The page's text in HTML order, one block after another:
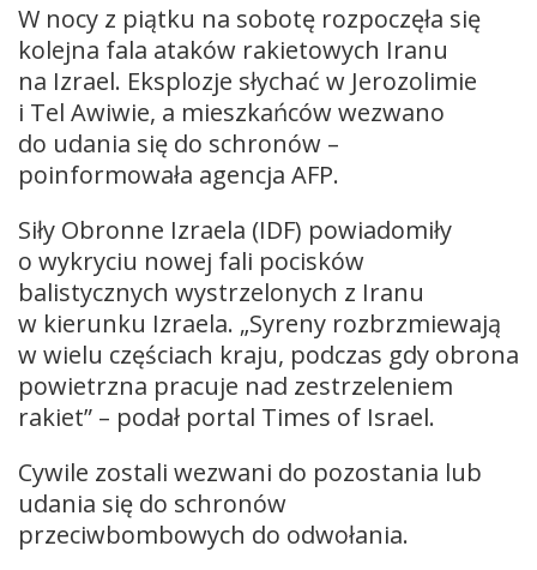
W nocy z piątku na sobotę rozpoczęła się
kolejna fala ataków rakietowych Iranu
na Izrael. Eksplozje słychać w Jerozolimie
i Tel Awiwie, a mieszkańców wezwano
do udania się do schronów –
poinformowała agencja AFP.
Siły Obronne Izraela (IDF) powiadomiły
o wykryciu nowej fali pocisków
balistycznych wystrzelonych z Iranu
w kierunku Izraela. „Syreny rozbrzmiewają
w wielu częściach kraju, podczas gdy obrona
powietrzna pracuje nad zestrzeleniem
rakiet” – podał portal Times of Israel.
Cywile zostali wezwani do pozostania lub
udania się do schronów
przeciwbombowych do odwołania.